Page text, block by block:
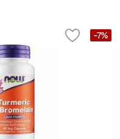
-7%